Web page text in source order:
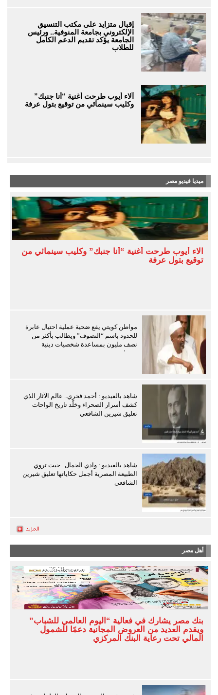
إقبال متزايد على مكتب التنسيق
الإلكتروني بجامعة المنوفية.. ورئيس
الجامعة يؤكد تقديم الدعم الكامل
للطلاب
آلاء أيوب طرحت أغنية “أنا جنبك”
وكليب سينمائي من توقيع بتول عرفة
ميديا فيديو مصر
آلاء أيوب طرحت أغنية “أنا جنبك” وكليب سينمائي من
توقيع بتول عرفة
مواطن كويتي يقع ضحية عملية احتيال عابرة
للحدود باسم “التصوف” ويطالب بأكثر من
نصف مليون بمساعدة شخصيات دينية
سودانية
شاهد بالفيديو : أحمد فخري.. عالم الآثار الذي
كشف أسرار الصحراء وخلّد تاريخ الواحات
تعليق شيرين الشافعي
شاهد بالفيديو : وادي الجمال.. حيث تروي
الطبيعة المصرية أجمل حكاياتها تعليق شيرين
الشافعى
أهل مصر
بنك مصر يشارك في فعالية “اليوم العالمي للشباب”
ويقدم العديد من العروض المجانية دعمًا للشمول
المالي تحت رعاية البنك المركزي